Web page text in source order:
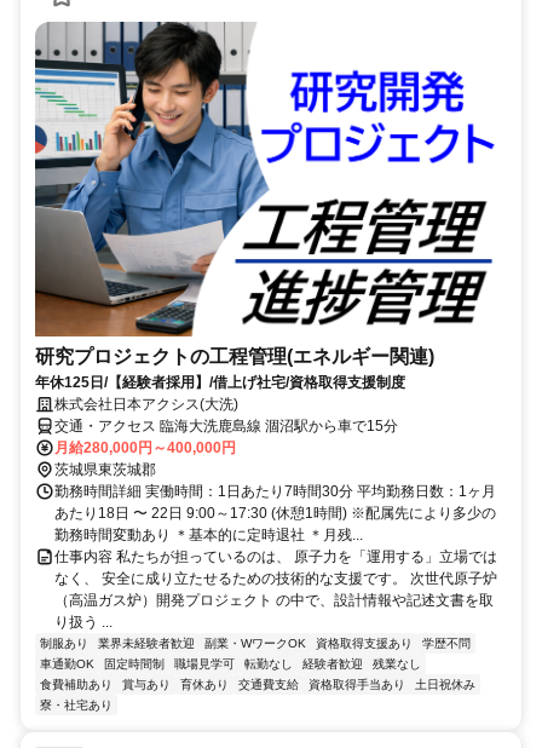
研究プロジェクトの工程管理(エネルギー関連)
年休125日/【経験者採用】/借上げ社宅/資格取得支援制度
株式会社日本アクシス(大洗)
交通・アクセス 臨海大洗鹿島線 涸沼駅から車で15分
月給280,000円～400,000円
茨城県東茨城郡
勤務時間詳細 実働時間：1日あたり7時間30分 平均勤務日数：1ヶ月
あたり18日 〜 22日 9:00～17:30 (休憩1時間) ※配属先により多少の
勤務時間変動あり ＊基本的に定時退社 ＊月残...
仕事内容 私たちが担っているのは、 原子力を「運用する」立場では
なく、 安全に成り立たせるための技術的な支援です。 次世代原子炉
（高温ガス炉）開発プロジェクト の中で、設計情報や記述文書を取
り扱う ...
制服あり 業界未経験者歓迎 副業・WワークOK 資格取得支援あり
学歴不問
車通勤OK
固定時間制 職場見学可 転勤なし 経験者歓迎
残業なし
食費補助あり
賞与あり 育休あり 交通費支給 資格取得手当あり
土日祝休み
寮・社宅あり